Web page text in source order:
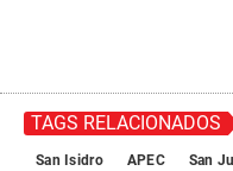
TAGS RELACIONADOS
San Isidro APEC San